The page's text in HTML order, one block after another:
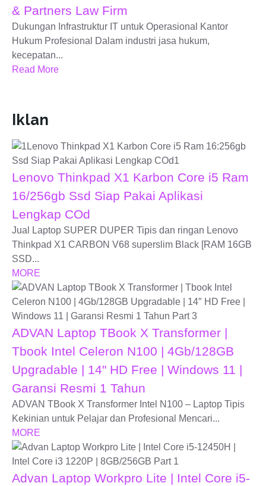
& Partners Law Firm
Dukungan Infrastruktur IT untuk Operasional Kantor
Hukum Profesional Dalam industri jasa hukum,
kecepatan...
Read More
Iklan
Lenovo Thinkpad X1 Karbon Core i5 Ram
16/256gb Ssd Siap Pakai Aplikasi
Lengkap COd
Jual Laptop SUPER DUPER Tipis dan ringan Lenovo
Thinkpad X1 CARBON V68 superslim Black [RAM 16GB
SSD...
MORE
ADVAN Laptop TBook X Transformer |
Tbook Intel Celeron N100 | 4Gb/128GB
Upgradable | 14" HD Free | Windows 11 |
Garansi Resmi 1 Tahun
ADVAN TBook X Transformer Intel N100 – Laptop Tipis
Kekinian untuk Pelajar dan Profesional Mencari...
MORE
Advan Laptop Workpro Lite | Intel Core i5-